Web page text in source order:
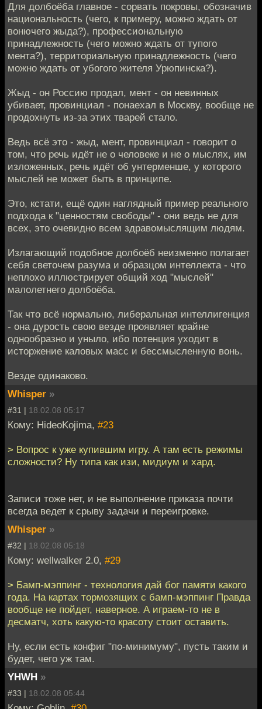
Для долбоёба главное - сорвать покровы, обозначив
национальность (чего, к примеру, можно ждать от
вонючего жыда?), профессиональную
принадлежность (чего можно ждать от тупого
мента?), территориальную принадлежность (чего
можно ждать от убогого жителя Урюпинска?).
Жыд - он Россию продал, мент - он невинных
убивает, провинциал - понаехал в Москву, вообще не
продохнуть из-за этих тварей стало.
Ведь всё это - жыд, мент, провинциал - говорит о
том, что речь идёт не о человеке и не о мыслях, им
изложенных, речь идёт об унтерменше, у которого
мыслей не может быть в принципе.
Это, кстати, ещё один наглядный пример реального
подхода к "ценностям свободы" - они ведь не для
всех, это очевидно всем здравомыслящим людям.
Излагающий подобное долбоёб неизменно полагает
себя светочем разума и образцом интеллекта - что
неплохо иллюстрирует общий ход "мыслей"
малолетнего долбоёба.
Так что всё нормально, либеральная интеллигенция
- она дурость свою везде проявляет крайне
однообразно и уныло, ибо потенция уходит в
исторжение каловых масс и бессмысленную вонь.
Везде одинаково.
Whisper »
#31 | 18.02.08 05:17
Кому: HideoKojima, #23
> Вопрос к уже купившим игру. А там есть режимы
сложности? Ну типа как изи, мидиум и хард.
Записи тоже нет, и не выполнение приказа почти
всегда ведет к срыву задачи и переигровке.
Whisper »
#32 | 18.02.08 05:18
Кому: wellwalker 2.0, #29
> Бамп-мэппинг - технология дай бог памяти какого
года. На картах тормозящих с бамп-мэппинг Правда
вообще не пойдет, наверное. А играем-то не в
десматч, хоть какую-то красоту стоит оставить.
Ну, если есть конфиг "по-минимуму", пусть таким и
будет, чего уж там.
YHWH »
#33 | 18.02.08 05:44